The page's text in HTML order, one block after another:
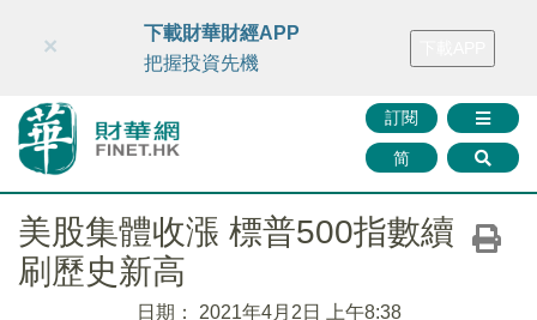
財華智庫網 FINTV FINMETA 財華證券 媒體矩陣
訂閱
简
×
下載財華財經APP
把握投資先機
美股集體收漲 標普500指數續
刷歷史新高
日期： 2021年4月2日 上午8:38